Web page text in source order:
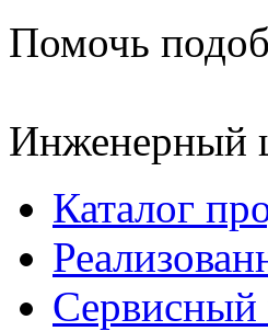
Помочь
Инженерный
Каталог
Сервисный